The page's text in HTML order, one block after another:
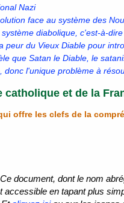
Nazi
face au système des
diabolique, c'est-à-
peur du Vieux Diable pour
que Satan le Diable, le
l'unique problème à
et de la
offre les clefs de la
Ce document, dont le nom
accessible en tapant plus